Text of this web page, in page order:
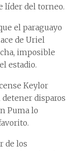
líder del torneo.
el paraguayo
de Uriel
imposible
estadio.
Keylor
detener disparos
Puma lo
de los